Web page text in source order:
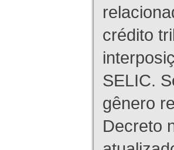
crédito
SELIC.
gênero
Decreto